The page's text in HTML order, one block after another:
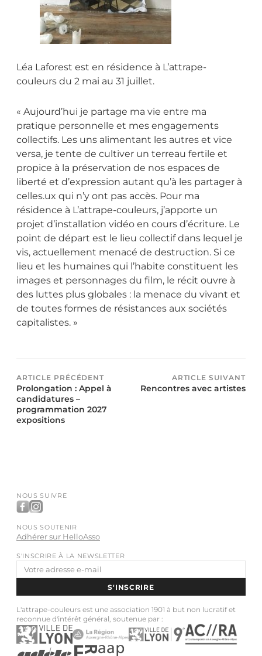
Léa Laforest est en résidence à L’attrape-
couleurs du 2 mai au 31 juillet.
« Aujourd’hui je partage ma vie entre ma
pratique personnelle et mes engagements
collectifs. Les uns alimentant les autres et vice
versa, je tente de cultiver un terreau fertile et
propice à la préservation de nos espaces de
liberté et d’expression autant qu’à les partager à
celles.ux qui n’y ont pas accès. Pour ma
résidence à L’attrape-couleurs, j’apporte un
projet d’installation vidéo en cours d’écriture. Le
point de départ est le lieu collectif dans lequel je
vis, actuellement menacé de destruction. Si ce
lieu et les humaines qui l’habite constituent les
images et personnages du film, le récit ouvre à
des luttes plus globales : la menace du vivant et
de toutes formes de résistances aux sociétés
capitalistes. »
ARTICLE PRÉCÉDENT
Prolongation : Appel à
candidatures –
programmation 2027
expositions
ARTICLE SUIVANT
Rencontres avec artistes
NOUS SUIVRE
NOUS SOUTENIR
Adhérer sur HelloAsso
S'INSCRIRE À LA NEWSLETTER
Adresse
e-
mail
S'INSCRIRE
L'attrape-couleurs est une association 1901 à but non lucratif et
reconnue d'intérêt général, soutenue par :